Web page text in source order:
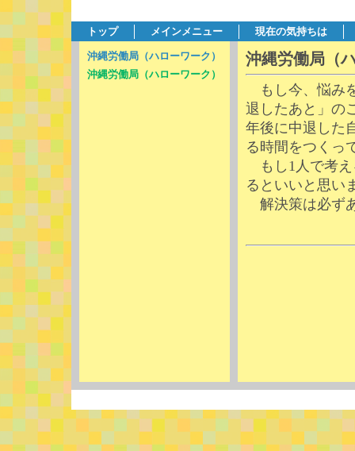
トップ メインメニュー 現在の気持ちは
沖縄労働局（ハローワーク）
沖縄労働局（ハローワーク）
沖縄労働局（
もし今、悩み
退したあと」の
年後に中退した
る時間をつくっ
もし1人で考え
るといいと思い
解決策は必ず